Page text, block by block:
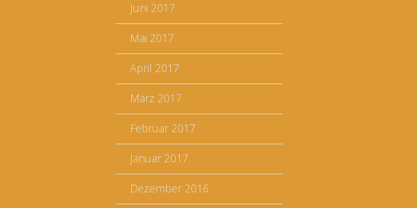
Juni 2017
Mai 2017
April 2017
März 2017
Februar 2017
Januar 2017
Dezember 2016